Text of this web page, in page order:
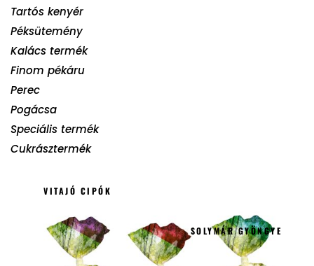
Tartós kenyér
Péksütemény
Kalács termék
Finom pékáru
Perec
Pogácsa
Speciális termék
Cukrásztermék
VITAJÓ CIPÓK
SOLYMÁR GYÖNGYE